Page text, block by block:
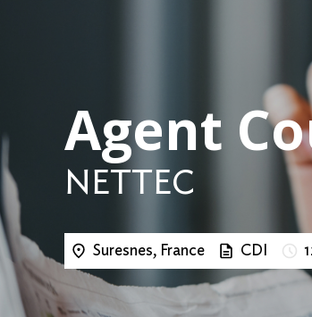
Agent
NETTEC
Suresnes, France CDI